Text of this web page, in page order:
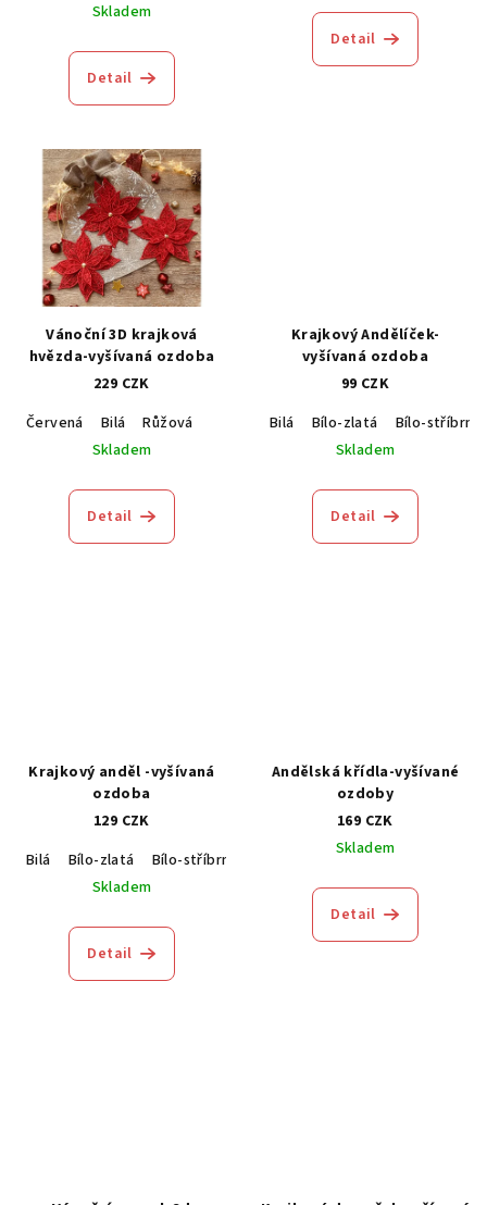
Skladem
Detail
Detail
Vánoční 3D krajková
hvězda-vyšívaná ozdoba
229 CZK
Červená
Bilá
Růžová
Skladem
Detail
Krajkový Andělíček-
vyšívaná ozdoba
99 CZK
Bilá
Bílo-zlatá
Bílo-stříbrná
Skladem
Detail
Krajkový anděl -vyšívaná
ozdoba
129 CZK
Bilá
Bílo-zlatá
Bílo-stříbrná
Skladem
Detail
Andělská křídla-vyšívané
ozdoby
169 CZK
Skladem
Detail